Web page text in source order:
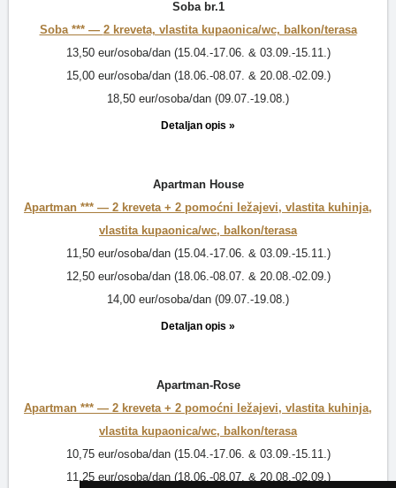
Soba br.1
Soba *** — 2 kreveta, vlastita kupaonica/wc, balkon/terasa
13,50 eur/osoba/dan (15.04.-17.06. & 03.09.-15.11.)
15,00 eur/osoba/dan (18.06.-08.07. & 20.08.-02.09.)
18,50 eur/osoba/dan (09.07.-19.08.)
Detaljan opis »
Apartman House
Apartman *** — 2 kreveta + 2 pomoćni ležajevi, vlastita kuhinja,
vlastita kupaonica/wc, balkon/terasa
11,50 eur/osoba/dan (15.04.-17.06. & 03.09.-15.11.)
12,50 eur/osoba/dan (18.06.-08.07. & 20.08.-02.09.)
14,00 eur/osoba/dan (09.07.-19.08.)
Detaljan opis »
Apartman-Rose
Apartman *** — 2 kreveta + 2 pomoćni ležajevi, vlastita kuhinja,
vlastita kupaonica/wc, balkon/terasa
10,75 eur/osoba/dan (15.04.-17.06. & 03.09.-15.11.)
11,25 eur/osoba/dan (18.06.-08.07. & 20.08.-02.09.)